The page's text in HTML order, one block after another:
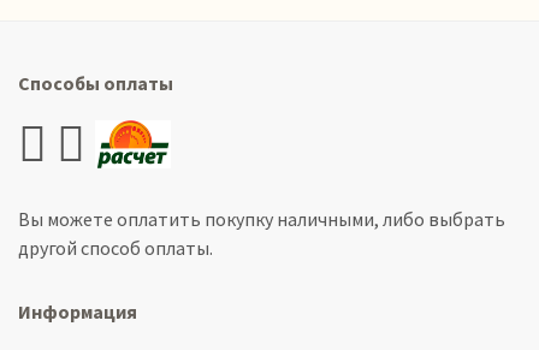
Способы оплаты
Вы можете оплатить покупку наличными, либо выбрать
другой способ оплаты.
Информация